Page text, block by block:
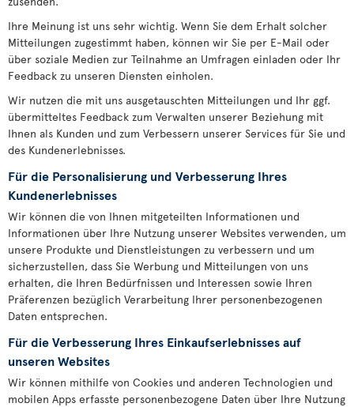
Ihre Meinung ist uns sehr wichtig. Wenn Sie dem Erhalt solcher
Mitteilungen zugestimmt haben, können wir Sie per E-Mail oder
über soziale Medien zur Teilnahme an Umfragen einladen oder Ihr
Feedback zu unseren Diensten einholen.
Wir nutzen die mit uns ausgetauschten Mitteilungen und Ihr ggf.
übermitteltes Feedback zum Verwalten unserer Beziehung mit
Ihnen als Kunden und zum Verbessern unserer Services für Sie und
des Kundenerlebnisses.
Für die Personalisierung und Verbesserung Ihres
Kundenerlebnisses
Wir können die von Ihnen mitgeteilten Informationen und
Informationen über Ihre Nutzung unserer Websites verwenden, um
unsere Produkte und Dienstleistungen zu verbessern und um
sicherzustellen, dass Sie Werbung und Mitteilungen von uns
erhalten, die Ihren Bedürfnissen und Interessen sowie Ihren
Präferenzen bezüglich Verarbeitung Ihrer personenbezogenen
Daten entsprechen.
Für die Verbesserung Ihres Einkaufserlebnisses auf
unseren Websites
Wir können mithilfe von Cookies und anderen Technologien und
mobilen Apps erfasste personenbezogene Daten über Ihre Nutzung